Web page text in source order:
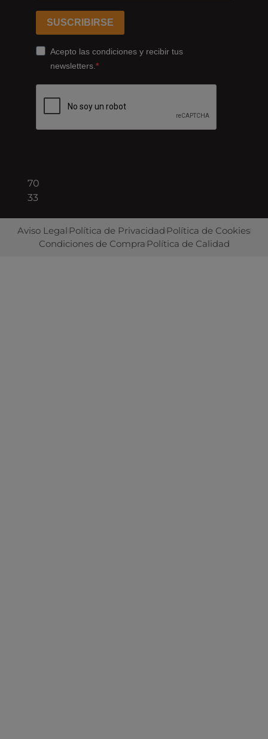
Ferrocarrils
Catalans
178,
Cornellà
08940
Barcelona
70
33
SUSCRIBIRSE
Acepto las condiciones y recibir tus
newsletters.
Aviso Legal Política de Privacidad Política de Cookies
Condiciones de Compra Política de Calidad